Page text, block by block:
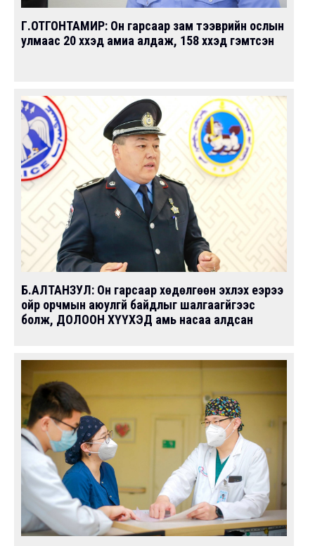
Г.ОТГОНТАМИР: Он гарсаар зам тээврийн ослын
улмаас 20 хүүхэд амиа алдаж, 158 хүүхэд гэмтсэн
Б.АЛТАНЗУЛ: Он гарсаар хөдөлгөөн эхлэх үеэрээ
ойр орчмын аюулгүй байдлыг шалгаагүйгээс
болж, ДОЛООН ХҮҮХЭД амь насаа алдсан